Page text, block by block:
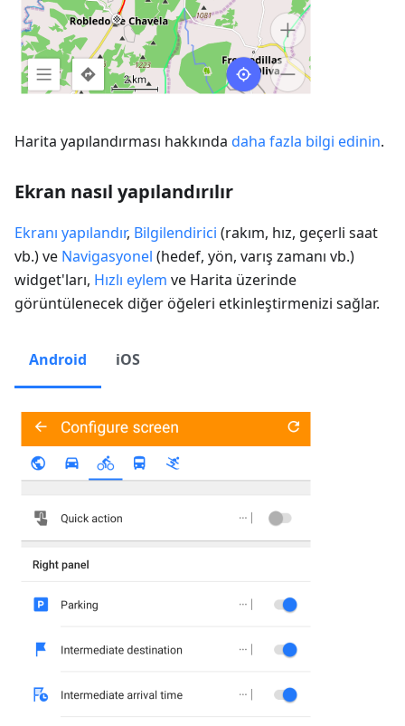
Harita yapılandırması hakkında daha fazla bilgi edinin.
Ekran nasıl yapılandırılır
Ekranı yapılandır, Bilgilendirici (rakım, hız, geçerli saat
vb.) ve Navigasyonel (hedef, yön, varış zamanı vb.)
widget'ları, Hızlı eylem ve Harita üzerinde
görüntülenecek diğer öğeleri etkinleştirmenizi sağlar.
Android iOS